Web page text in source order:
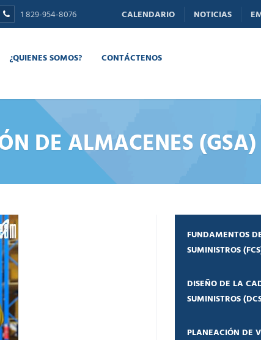
1 829-954-8076 CALENDARIO NOTICIAS
¿QUIENES SOMOS? CONTÁCTENOS
DE ALMACENES (GSA)
FUNDAMENTOS
SUMINISTROS
DISEÑO DE LA
SUMINISTROS
PLANEACIÓN DE